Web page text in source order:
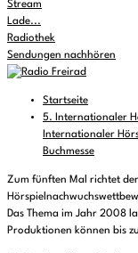
Stream
Lade...
Radiothek
Sendungen nachhören
Startseite
5. Internationaler
Internationaler
Buchmesse
Zum fünften Mal richtet
Das Thema im Jahr 2008
Produktionen können bis